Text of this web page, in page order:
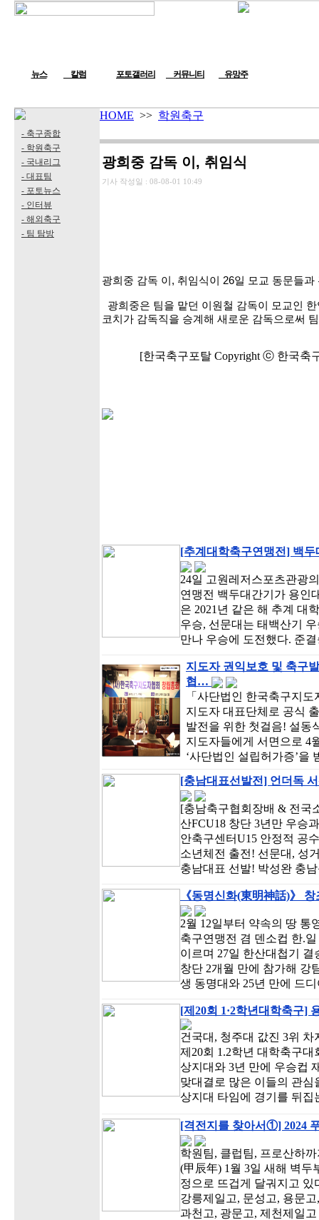
뉴스 칼럼 포토갤러리 커뮤니티 유망주
- 축구종합
- 학원축구
- 국내리그
- 대표팀
- 포토뉴스
- 인터뷰
- 해외축구
- 팀 탐방
HOME >> 학원축구
광희중 감독 이, 취임식
기사 작성일 : 08-08-01 10:49
광희중 감독 이, 취임식이 26일 모교 동문들
광희중은 팀을 맡던 이원철 감독이 모교인
코치가 감독직을 승계해 새로운 감독으로써
[한국축구포탈 Copyright ⓒ 한국축
[추계대학축구연맹전] 백
24일 고원레저스포츠관광
연맹전 백두대간기가 용인
은 2021년 같은 해 추계 대
우승, 선문대는 태백산기
만나 우승에 도전했다. 준
지도자 권익보호 및 축구
협…
「사단법인 한국축구지
지도자 대표단체로 공식
발전을 위한 첫걸음! 설동
지도자들에게 서면으로 4
‘사단법인 설립허가증’
[충남대표선발전] 언더독
[충남축구협회장배 & 전국
산FCU18 창단 3년만 우승
안축구센터U15 안정적 공
소년체전 출전! 선문대, 성
충남대표 선발! 박성완 충
《동명신화(東明神話)》
2월 12일부터 약속의 땅 통
축구연맹전 겸 덴소컵 한.
이르며 27일 한산대첩기
창단 2개월 만에 참가해 강
생 동명대와 25년 만에 드
[제20회 1·2학년대학축구]
건국대, 청주대 값진 3위
제20회 1.2학년 대학축구
상지대와 3년 만에 우승컵
맞대결로 많은 이들의 관
상지대 타임에 경기를 뒤
[격전지를 찾아서①] 2024
학원팀, 클럽팀, 프로산하
(甲辰年) 1월 3일 새해 벽두
정으로 뜨겁게 달궈지고
강릉제일고, 문성고, 용문
과천고, 광문고, 제천제일